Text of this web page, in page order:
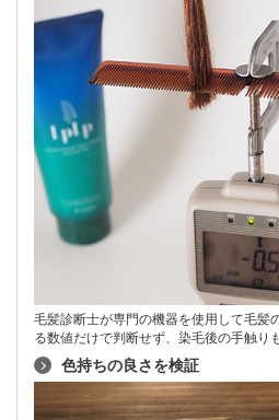
毛髪診断士が専門の機器を使用して毛髪
る数値だけで判断せず、染毛後の手触り
色持ちの良さを検証